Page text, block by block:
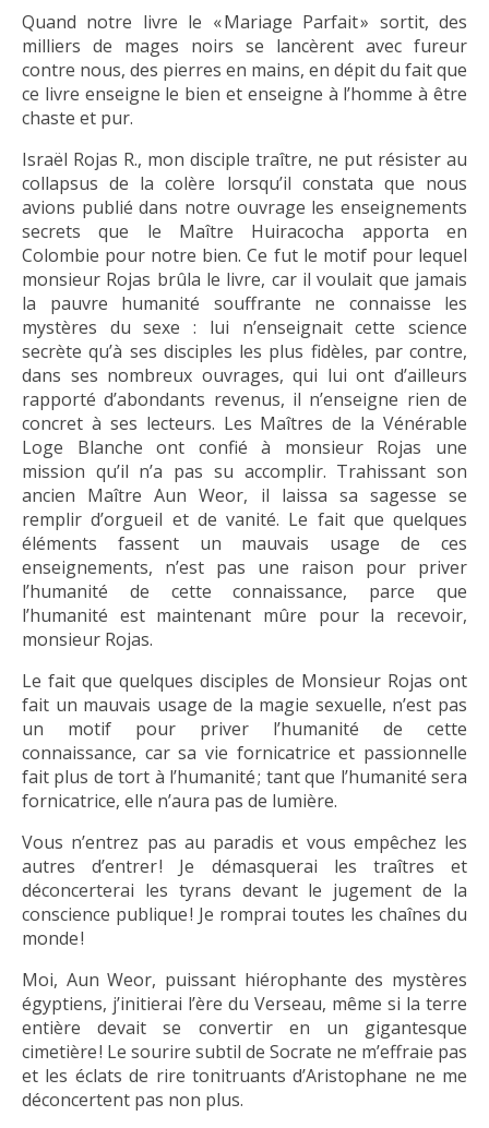
Quand notre livre le « Mariage Parfait » sortit, des
milliers de mages noirs se lancèrent avec fureur
contre nous, des pierres en mains, en dépit du fait que
ce livre enseigne le bien et enseigne à l’homme à être
chaste et pur.
Israël Rojas R., mon disciple traître, ne put résister au
collapsus de la colère lorsqu’il constata que nous
avions publié dans notre ouvrage les enseignements
secrets que le Maître Huiracocha apporta en
Colombie pour notre bien. Ce fut le motif pour lequel
monsieur Rojas brûla le livre, car il voulait que jamais
la pauvre humanité souffrante ne connaisse les
mystères du sexe : lui n’enseignait cette science
secrète qu’à ses disciples les plus fidèles, par contre,
dans ses nombreux ouvrages, qui lui ont d’ailleurs
rapporté d’abondants revenus, il n’enseigne rien de
concret à ses lecteurs. Les Maîtres de la Vénérable
Loge Blanche ont confié à monsieur Rojas une
mission qu’il n’a pas su accomplir. Trahissant son
ancien Maître Aun Weor, il laissa sa sagesse se
remplir d’orgueil et de vanité. Le fait que quelques
éléments fassent un mauvais usage de ces
enseignements, n’est pas une raison pour priver
l’humanité de cette connaissance, parce que
l’humanité est maintenant mûre pour la recevoir,
monsieur Rojas.
Le fait que quelques disciples de Monsieur Rojas ont
fait un mauvais usage de la magie sexuelle, n’est pas
un motif pour priver l’humanité de cette
connaissance, car sa vie fornicatrice et passionnelle
fait plus de tort à l’humanité ; tant que l’humanité sera
fornicatrice, elle n’aura pas de lumière.
Vous n’entrez pas au paradis et vous empêchez les
autres d’entrer ! Je démasquerai les traîtres et
déconcerterai les tyrans devant le jugement de la
conscience publique ! Je romprai toutes les chaînes du
monde !
Moi, Aun Weor, puissant hiérophante des mystères
égyptiens, j’initierai l’ère du Verseau, même si la terre
entière devait se convertir en un gigantesque
cimetière ! Le sourire subtil de Socrate ne m’effraie pas
et les éclats de rire tonitruants d’Aristophane ne me
déconcertent pas non plus.